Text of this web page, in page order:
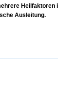
Heilfaktoren
Ausleitung.